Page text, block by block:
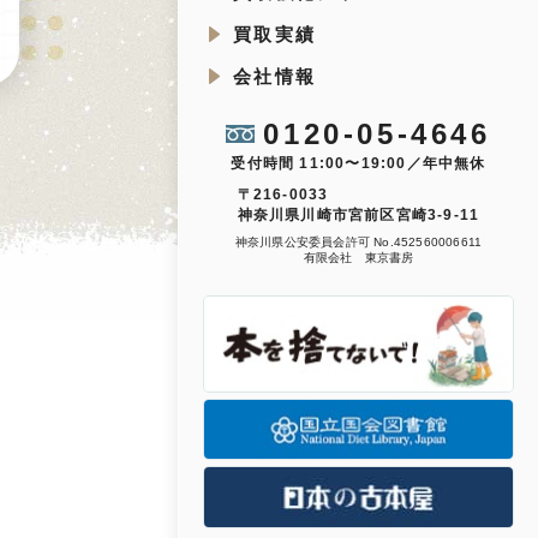
買取実績
会社情報
0120-05-4646
受付時間 11:00〜19:00／年中無休
〒216-0033
神奈川県川崎市宮前区宮崎3-9-11
神奈川県公安委員会許可 No.452560006611
有限会社 東京書房